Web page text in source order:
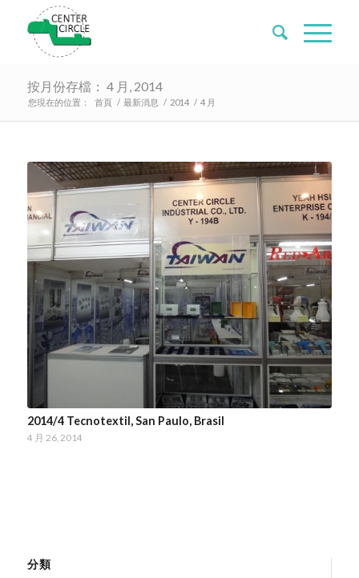
按月份存檔： 4 月, 2014
您現在的位置： 首頁 / 最新消息 / 2014 / 4 月
2014/4 Tecnotextil, San Paulo, Brasil
4 月 26, 2014
分類